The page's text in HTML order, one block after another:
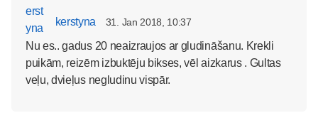
kerstyna 31. Jan 2018, 10:37
Nu es.. gadus 20 neaizraujos ar gludināšanu. Krekli
puikām, reizēm izbuktēju bikses, vēl aizkarus . Gultas
veļu, dvieļus negludinu vispār.